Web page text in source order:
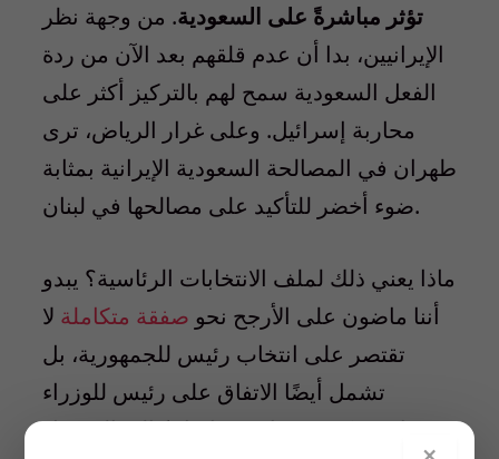
تؤثر مباشرةً على السعودية. من وجهة نظر
الإيرانيين، بدا أن عدم قلقهم بعد الآن من ردة
الفعل السعودية سمح لهم بالتركيز أكثر على
محاربة إسرائيل. وعلى غرار الرياض، ترى
طهران في المصالحة السعودية الإيرانية بمثابة
ضوء أخضر للتأكيد على مصالحها في لبنان.
ماذا يعني ذلك لملف الانتخابات الرئاسية؟ يبدو
أننا ماضون على الأرجح نحو صفقة متكاملة لا
تقتصر على انتخاب رئيس للجمهورية، بل
تشمل أيضًا الاتفاق على رئيس للوزراء
وبرنامج حكومي توافقي، إضافةً إلى الحصول